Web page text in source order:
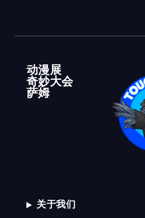
动漫展
奇妙大会
萨姆
关于我们